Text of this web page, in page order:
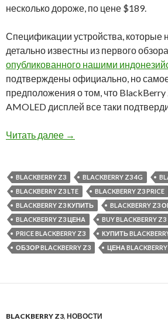
несколько дороже, по цене $189.
Спецификации устройства, которые
детально известны из первого
опубликованного нашими
подтверждены официально, но
предположения о том, что BlackBerry
AMOLED дисплей все таки
Читать далее BlackBerry Z3:
→
BLACKBERRY Z3 BLACKBERRY Z3 4G
BLACKBERRY Z3 LTE
BLACKBERRY Z3 PRICE
BLACKBERRY Z3 КУПИТЬ
BLACKBERRY Z3
BLACKBERRY Z3 ЦЕНА
BUY BLACKBERRY Z3
PRICE BLACKBERRY Z3
КУПИТЬ
ОБЗОР BLACKBERRY Z3
ЦЕНА
BLACKBERRY Z3, НОВОСТИ